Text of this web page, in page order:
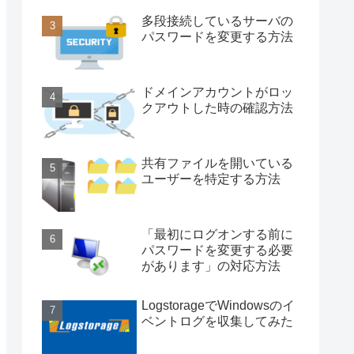
多段接続しているサーバの
パスワードを変更する方法
ドメインアカウントがロッ
クアウトした時の確認方法
共有ファイルを開いている
ユーザーを特定する方法
「最初にログオンする前に
パスワードを変更する必要
があります」の対応方法
LogstorageでWindowsのイ
ベントログを収集してみた